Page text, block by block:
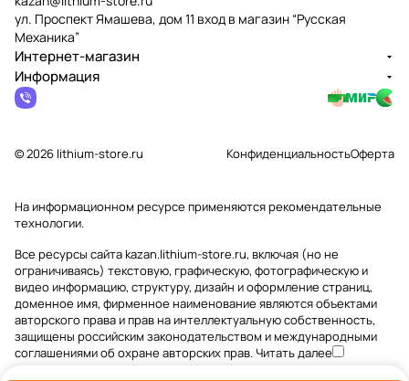
ул. Проспект Ямашева, дом 11 вход в магазин “Русская
Механика”
Интернет-магазин
Информация
© 2026 lithium-store.ru КонфиденциальностьОферта
На информационном ресурсе применяютсярекомендательные
технологии.
Все ресурсы сайта kazan.lithium-store.ru, включая (но не
ограничиваясь) текстовую, графическую, фотографическую и
видео информацию, структуру, дизайн и оформление страниц,
доменное имя, фирменное наименование являются объектами
авторского права и прав на интеллектуальную собственность,
защищены российским законодательством и международными
соглашениями об охране авторских прав.Читать далее